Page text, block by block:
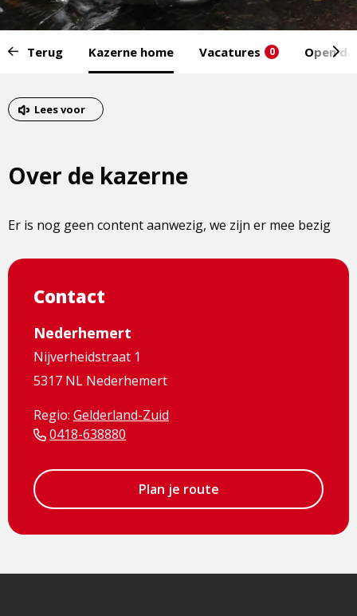
van
menu:
Terug Kazerne home Vacatures 0 Open
van
het
Lees voor
Over de kazerne
Er is nog geen content aanwezig, we zijn er mee bezig
Contact
Nederhemert
Nijverheidstraat 1
5317 NL Nederhemert
Regio: Gelderland-Zuid
0418-638880
Plan je route